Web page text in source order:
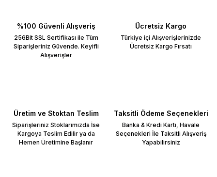
%100 Güvenli Alışveriş
256Bit SSL Sertifikası ile Tüm
Siparişleriniz Güvende. Keyifli
Alışverişler
Ücretsiz Kargo
Türkiye içi Alışverişlerinizde
Ücretsiz Kargo Fırsatı
Üretim ve Stoktan Teslim
Siparişleriniz Stoklarımızda İse
Kargoya Teslim Edilir ya da
Hemen Üretimine Başlanır
Taksitli Ödeme Seçenekleri
Banka & Kredi Kartı, Havale
Seçenekleri İle Taksitli Alışveriş
Yapabilirsiniz